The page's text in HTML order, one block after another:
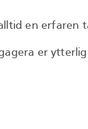
en erfaren
er